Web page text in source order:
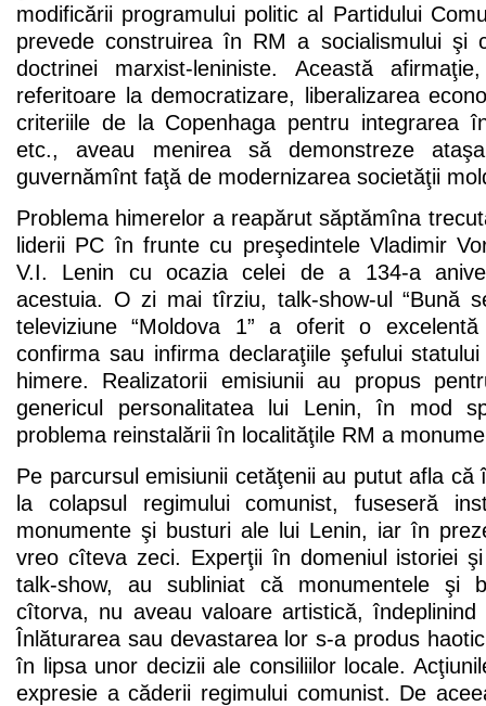
modificării programului politic al Partidului
prevede construirea în RM a socialismului şi
doctrinei marxist-leniniste. Această
referitoare la democratizare, liberalizarea
criteriile de la Copenhaga pentru integrarea
etc., aveau menirea să demonstreze
guvernămînt faţă de modernizarea societăţii
Problema himerelor a reapărut săptămîna
liderii PC în frunte cu preşedintele Vladimir
V.I. Lenin cu ocazia celei de a 134-a
acestuia. O zi mai tîrziu, talk-show-ul “Bună
televiziune “Moldova 1” a oferit o
confirma sau infirma declaraţiile şefului
himere. Realizatorii emisiunii au propus
genericul personalitatea lui Lenin, în mod
problema reinstalării în localităţile RM a
Pe parcursul emisiunii cetăţenii au putut afla că
la colapsul regimului comunist, fuseseră
monumente şi busturi ale lui Lenin, iar în
vreo cîteva zeci. Experţii în domeniul istoriei
talk-show, au subliniat că monumentele şi
cîtorva, nu aveau valoare artistică, îndeplinind
Înlăturarea sau devastarea lor s-a produs
în lipsa unor decizii ale consiliilor locale.
expresie a căderii regimului comunist. De